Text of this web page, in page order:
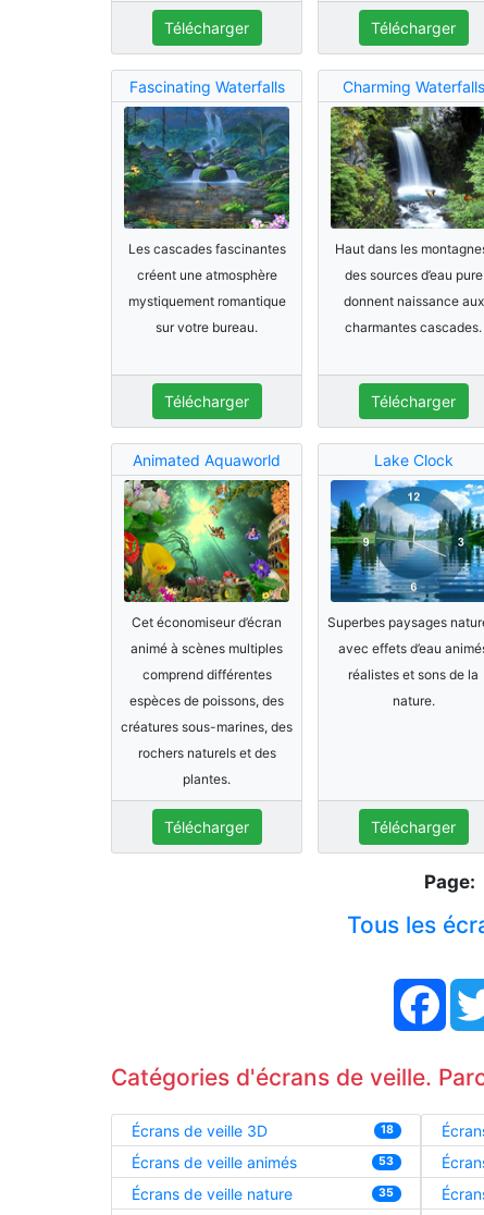
Télécharger Télécharger
Fascinating Waterfalls
Les cascades fascinantes
créent une atmosphère
mystiquement romantique
sur votre bureau.
Télécharger
Charming Waterfalls
Haut dans les
des sources d’eau pure
donnent naissance aux
charmantes cascades.
Télécharger
Animated Aquaworld
Cet économiseur d’écran
animé à scènes multiples
comprend différentes
espèces de poissons, des
créatures sous-marines, des
rochers naturels et des
plantes.
Télécharger
Lake Clock
Superbes paysages
avec effets d’eau
réalistes et sons de la
nature.
Télécharger
Page:
Tous les
Catégories d'écrans de veille.
Écrans de veille 3D 18
Écrans de veille animés 53
Écrans de veille nature 35